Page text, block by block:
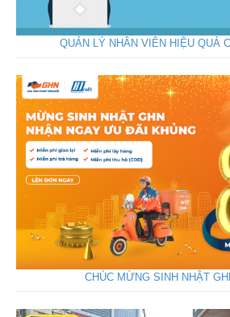
QUẢN LÝ NHÂN VIÊN HIỆU QUẢ
CHÚC MỪNG SINH NHẬT